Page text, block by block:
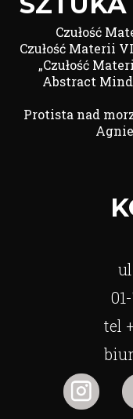
Czułość
Czułość Materii
„Czułość
Abstract
Protista nad
tel